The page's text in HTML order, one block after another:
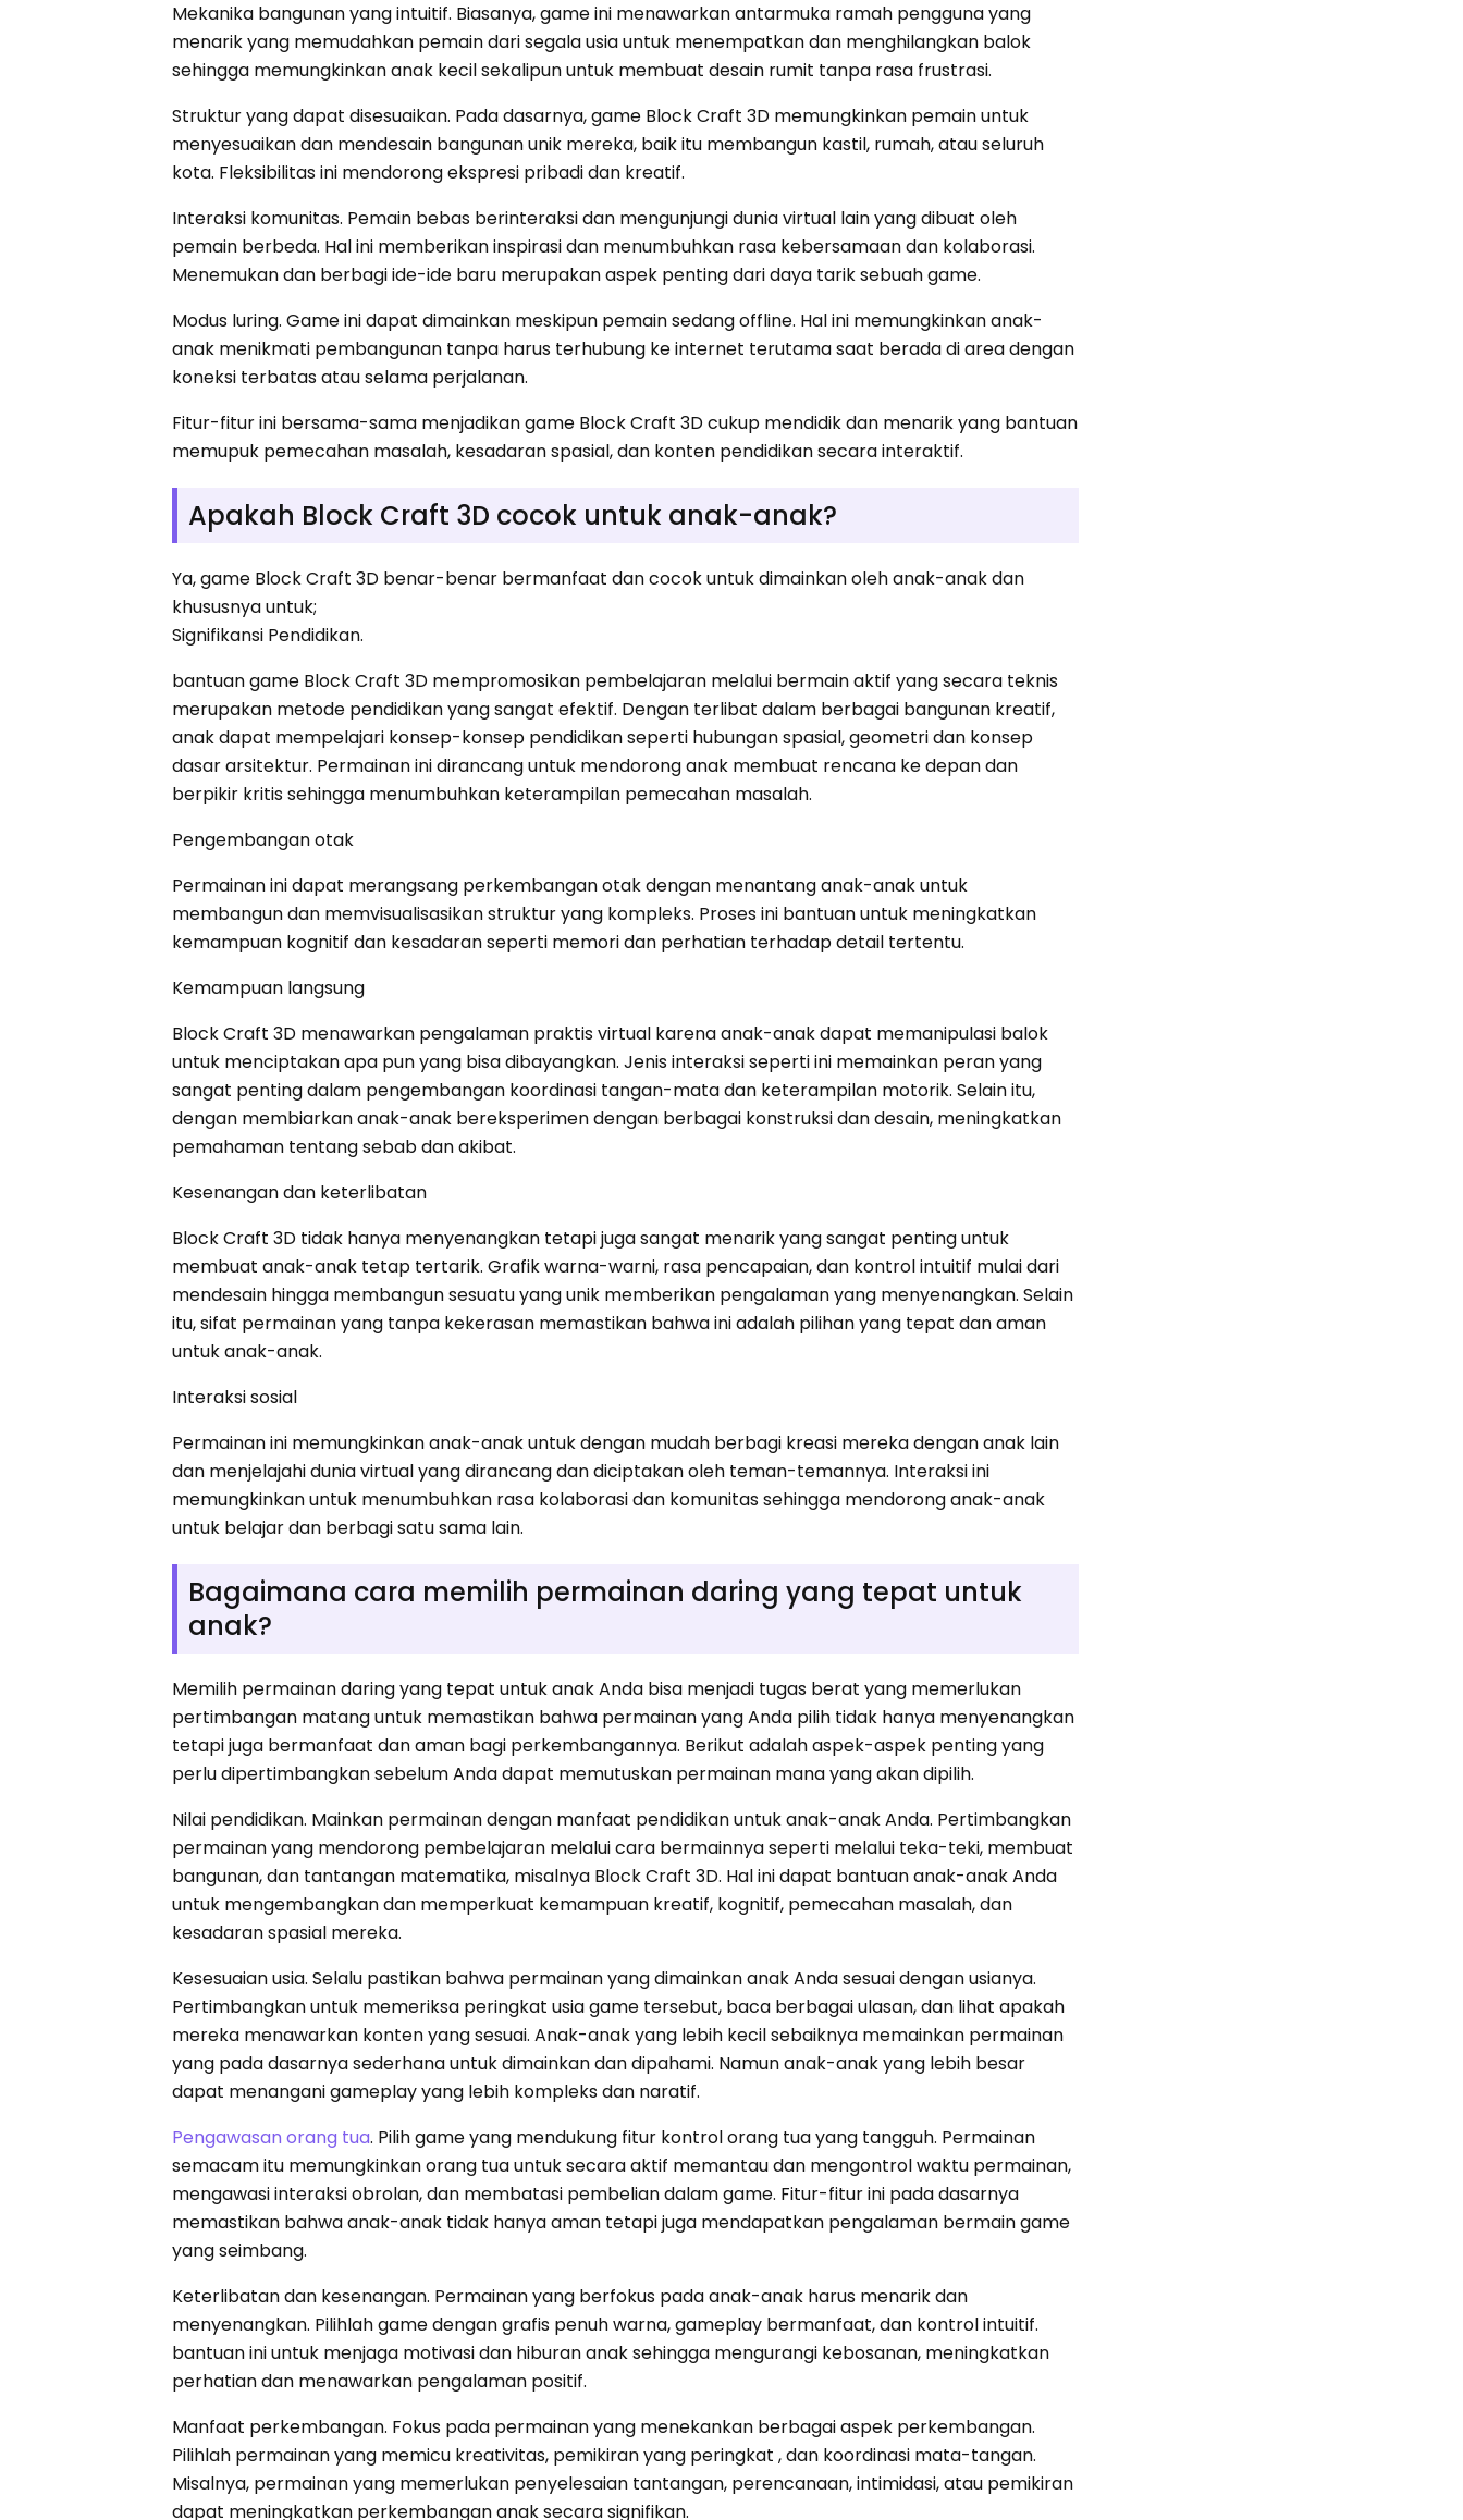
Mekanika bangunan yang intuitif. Biasanya, game ini menawarkan antarmuka ramah pengguna yang
menarik yang memudahkan pemain dari segala usia untuk menempatkan dan menghilangkan balok
sehingga memungkinkan anak kecil sekalipun untuk membuat desain rumit tanpa rasa frustrasi.
Struktur yang dapat disesuaikan. Pada dasarnya, game Block Craft 3D memungkinkan pemain untuk
menyesuaikan dan mendesain bangunan unik mereka, baik itu membangun kastil, rumah, atau seluruh
kota. Fleksibilitas ini mendorong ekspresi pribadi dan kreatif.
Interaksi komunitas. Pemain bebas berinteraksi dan mengunjungi dunia virtual lain yang dibuat oleh
pemain berbeda. Hal ini memberikan inspirasi dan menumbuhkan rasa kebersamaan dan kolaborasi.
Menemukan dan berbagi ide-ide baru merupakan aspek penting dari daya tarik sebuah game.
Modus luring. Game ini dapat dimainkan meskipun pemain sedang offline. Hal ini memungkinkan anak-
anak menikmati pembangunan tanpa harus terhubung ke internet terutama saat berada di area dengan
koneksi terbatas atau selama perjalanan.
Fitur-fitur ini bersama-sama menjadikan game Block Craft 3D cukup mendidik dan menarik yang bantuan
memupuk pemecahan masalah, kesadaran spasial, dan konten pendidikan secara interaktif.
Apakah Block Craft 3D cocok untuk anak-anak?
Ya, game Block Craft 3D benar-benar bermanfaat dan cocok untuk dimainkan oleh anak-anak dan
khususnya untuk;
Signifikansi Pendidikan.
bantuan game Block Craft 3D mempromosikan pembelajaran melalui bermain aktif yang secara teknis
merupakan metode pendidikan yang sangat efektif. Dengan terlibat dalam berbagai bangunan kreatif,
anak dapat mempelajari konsep-konsep pendidikan seperti hubungan spasial, geometri dan konsep
dasar arsitektur. Permainan ini dirancang untuk mendorong anak membuat rencana ke depan dan
berpikir kritis sehingga menumbuhkan keterampilan pemecahan masalah.
Pengembangan otak
Permainan ini dapat merangsang perkembangan otak dengan menantang anak-anak untuk
membangun dan memvisualisasikan struktur yang kompleks. Proses ini bantuan untuk meningkatkan
kemampuan kognitif dan kesadaran seperti memori dan perhatian terhadap detail tertentu.
Kemampuan langsung
Block Craft 3D menawarkan pengalaman praktis virtual karena anak-anak dapat memanipulasi balok
untuk menciptakan apa pun yang bisa dibayangkan. Jenis interaksi seperti ini memainkan peran yang
sangat penting dalam pengembangan koordinasi tangan-mata dan keterampilan motorik. Selain itu,
dengan membiarkan anak-anak bereksperimen dengan berbagai konstruksi dan desain, meningkatkan
pemahaman tentang sebab dan akibat.
Kesenangan dan keterlibatan
Block Craft 3D tidak hanya menyenangkan tetapi juga sangat menarik yang sangat penting untuk
membuat anak-anak tetap tertarik. Grafik warna-warni, rasa pencapaian, dan kontrol intuitif mulai dari
mendesain hingga membangun sesuatu yang unik memberikan pengalaman yang menyenangkan. Selain
itu, sifat permainan yang tanpa kekerasan memastikan bahwa ini adalah pilihan yang tepat dan aman
untuk anak-anak.
Interaksi sosial
Permainan ini memungkinkan anak-anak untuk dengan mudah berbagi kreasi mereka dengan anak lain
dan menjelajahi dunia virtual yang dirancang dan diciptakan oleh teman-temannya. Interaksi ini
memungkinkan untuk menumbuhkan rasa kolaborasi dan komunitas sehingga mendorong anak-anak
untuk belajar dan berbagi satu sama lain.
Bagaimana cara memilih permainan daring yang tepat untuk
anak?
Memilih permainan daring yang tepat untuk anak Anda bisa menjadi tugas berat yang memerlukan
pertimbangan matang untuk memastikan bahwa permainan yang Anda pilih tidak hanya menyenangkan
tetapi juga bermanfaat dan aman bagi perkembangannya. Berikut adalah aspek-aspek penting yang
perlu dipertimbangkan sebelum Anda dapat memutuskan permainan mana yang akan dipilih.
Nilai pendidikan. Mainkan permainan dengan manfaat pendidikan untuk anak-anak Anda. Pertimbangkan
permainan yang mendorong pembelajaran melalui cara bermainnya seperti melalui teka-teki, membuat
bangunan, dan tantangan matematika, misalnya Block Craft 3D. Hal ini dapat bantuan anak-anak Anda
untuk mengembangkan dan memperkuat kemampuan kreatif, kognitif, pemecahan masalah, dan
kesadaran spasial mereka.
Kesesuaian usia. Selalu pastikan bahwa permainan yang dimainkan anak Anda sesuai dengan usianya.
Pertimbangkan untuk memeriksa peringkat usia game tersebut, baca berbagai ulasan, dan lihat apakah
mereka menawarkan konten yang sesuai. Anak-anak yang lebih kecil sebaiknya memainkan permainan
yang pada dasarnya sederhana untuk dimainkan dan dipahami. Namun anak-anak yang lebih besar
dapat menangani gameplay yang lebih kompleks dan naratif.
Pengawasan orang tua. Pilih game yang mendukung fitur kontrol orang tua yang tangguh. Permainan
semacam itu memungkinkan orang tua untuk secara aktif memantau dan mengontrol waktu permainan,
mengawasi interaksi obrolan, dan membatasi pembelian dalam game. Fitur-fitur ini pada dasarnya
memastikan bahwa anak-anak tidak hanya aman tetapi juga mendapatkan pengalaman bermain game
yang seimbang.
Keterlibatan dan kesenangan. Permainan yang berfokus pada anak-anak harus menarik dan
menyenangkan. Pilihlah game dengan grafis penuh warna, gameplay bermanfaat, dan kontrol intuitif.
bantuan ini untuk menjaga motivasi dan hiburan anak sehingga mengurangi kebosanan, meningkatkan
perhatian dan menawarkan pengalaman positif.
Manfaat perkembangan. Fokus pada permainan yang menekankan berbagai aspek perkembangan.
Pilihlah permainan yang memicu kreativitas, pemikiran yang peringkat , dan koordinasi mata-tangan.
Misalnya, permainan yang memerlukan penyelesaian tantangan, perencanaan, intimidasi, atau pemikiran
dapat meningkatkan perkembangan anak secara signifikan.